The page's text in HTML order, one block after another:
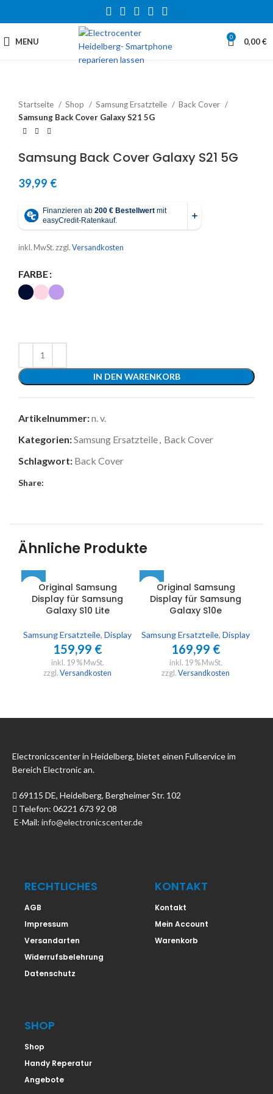
MENU 0 0,00€
Startseite Shop Samsung Ersatzteile
Back Cover
Samsung Back Cover Galaxy S21 5G
Samsung Back Cover Galaxy S21 5G
39,99 €
inkl. MwSt. zzgl. Versandkosten
FARBE
IN DEN WARENKORB
Artikelnummer:n. v.
Kategorien:Samsung Ersatzteile Back Cover
Schlagwort: Back Cover
Share:
Ähnliche Produkte
Original Samsung
Display für Samsung
Galaxy S10 Lite
Samsung Ersatzteile, Display
159,99 €
inkl. 19 % MwSt.
zzgl. Versandkosten
Original Samsung
Display für Samsung
Galaxy S10e
Samsung Ersatzteile, Display
169,99 €
inkl. 19 % MwSt.
zzgl. Versandkosten
Electronicscenter in Heidelberg, bietet einen Fullservice im
Bereich Electronic an.
69115 DE, Heidelberg, Bergheimer Str. 102
Telefon: 06221 673 92 08
E-Mail:info@electronicscenter.de
RECHTLICHES
AGB
Impressum
Versandarten
Widerrufsbelehrung
Datenschutz
KONTAKT
Kontakt
Mein Account
Warenkorb
SHOP
Shop
Handy Reperatur
Angebote